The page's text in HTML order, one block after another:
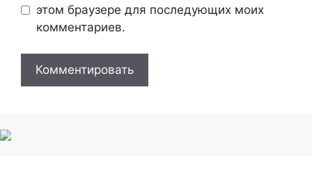
этом браузере для последующих моих
комментариев.